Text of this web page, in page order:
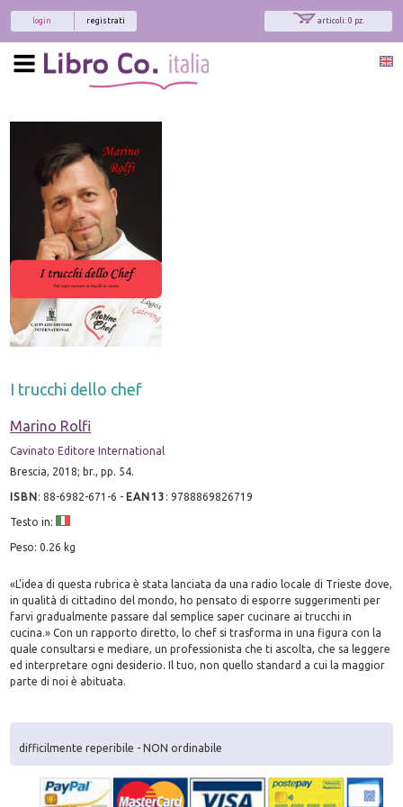
articoli: 0 pz.
registrati
login
I trucchi dello chef
Marino Rolfi
Cavinato Editore International
Brescia, 2018; br., pp. 54.
ISBN:88-6982-671-6 - EAN13 :9788869826719
Testo in:
Peso: 0.26 kg
«L'idea di questa rubrica è stata lanciata da una radio locale di Trieste dove,
in qualità di cittadino del mondo, ho pensato di esporre suggerimenti per
farvi gradualmente passare dal semplice saper cucinare ai trucchi in
cucina.» Con un rapporto diretto, lo chef si trasforma in una figura con la
quale consultarsi e mediare, un professionista che ti ascolta, che sa leggere
ed interpretare ogni desiderio. Il tuo, non quello standard a cui la maggior
parte di noi è abituata.
difficilmente reperibile - NON ordinabile